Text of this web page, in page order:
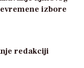
izbore
redakciji